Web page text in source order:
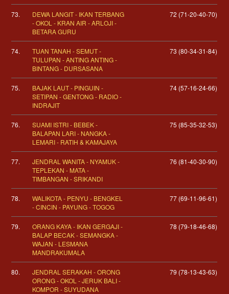
73.
DEWA LANGIT - IKAN TERBANG
- OKOL - KRAN AIR - ARLOJI -
BETARA GURU
72 (71-20-40-70)
74.
TUAN TANAH - SEMUT -
TULUPAN - ANTING ANTING -
BINTANG - DURSASANA
73 (80-34-31-84)
75.
BAJAK LAUT - PINGUIN -
SETIPAN - GENTONG - RADIO -
INDRAJIT
74 (57-16-24-66)
76.
SUAMI ISTRI - BEBEK -
BALAPAN LARI - NANGKA -
LEMARI - RATIH & KAMAJAYA
75 (85-35-32-53)
77.
JENDRAL WANITA - NYAMUK -
TEPLEKAN - MATA -
TIMBANGAN - SRIKANDI
76 (81-40-30-90)
78.
WALIKOTA - PENYU - BENGKEL
- CINCIN - PAYUNG - TOGOG
77 (69-11-96-61)
79.
ORANG KAYA - IKAN GERGAJI -
BALAP BECAK - SEMANGKA -
WAJAN - LESMANA
MANDRAKUMALA
78 (79-18-46-68)
80.
JENDRAL SERAKAH - ORONG
ORONG - OKOL - JERUK BALI -
KOMPOR - SUYUDANA
79 (78-13-43-63)